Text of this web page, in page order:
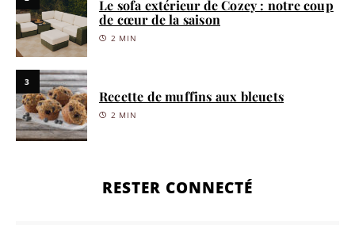
Le sofa extérieur de Cozey : notre coup
de cœur de la saison
2 MIN
3
Recette de muffins aux bleuets
2 MIN
RESTER CONNECTÉ